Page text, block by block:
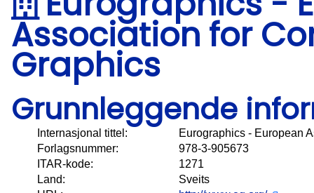
Association for
Graphics
Grunnleggende
Internasjonal tittel:
Eurographics - European
Forlagsnummer:
978-3-905673
ITAR-kode:
1271
Land:
Sveits